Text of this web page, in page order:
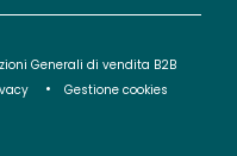
Generali di vendita B2B
Gestione cookies